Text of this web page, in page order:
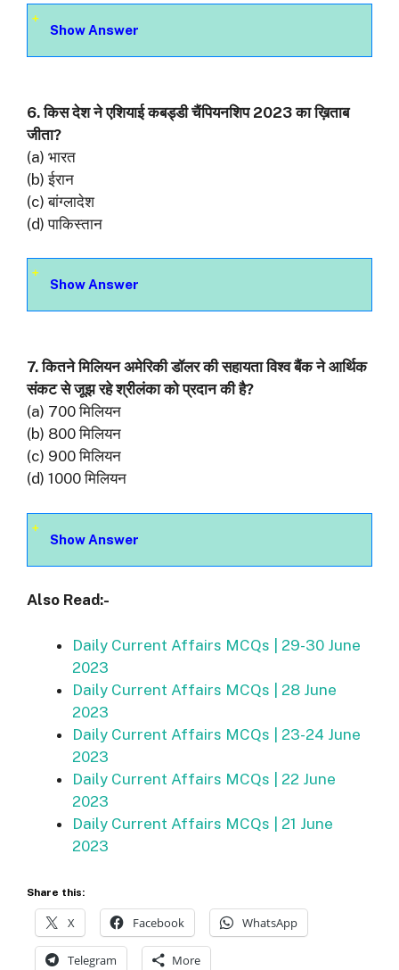
Show Answer
6. किस देश ने एशियाई कबड्डी चैंपियनशिप 2023 का ख़िताब
जीता?
(a) भारत
(b) ईरान
(c) बांग्लादेश
(d) पाकिस्तान
Show Answer
7. कितने मिलियन अमेरिकी डॉलर की सहायता विश्व बैंक ने आर्थिक
संकट से जूझ रहे श्रीलंका को प्रदान की है?
(a) 700 मिलियन
(b) 800 मिलियन
(c) 900 मिलियन
(d) 1000 मिलियन
Show Answer
Also Read:-
Daily Current Affairs MCQs | 29-30 June
2023
Daily Current Affairs MCQs | 28 June
2023
Daily Current Affairs MCQs | 23-24 June
2023
Daily Current Affairs MCQs | 22 June
2023
Daily Current Affairs MCQs | 21 June
2023
Share this:
X Facebook WhatsApp
Telegram More